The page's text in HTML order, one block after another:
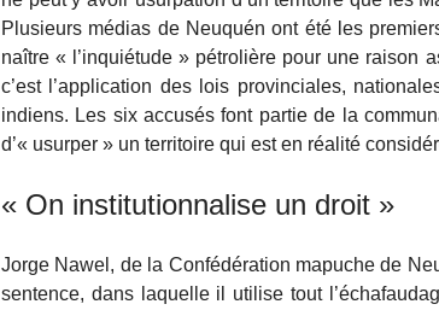
Plusieurs médias de Neuquén ont été les
naître « l’inquiétude » pétrolière pour une raison
c’est l’application des lois provinciales,
indiens. Les six accusés font partie de la
d’« usurper » un territoire qui est en réalité
« On institutionnalise un droit »
Jorge Nawel, de la Confédération mapuche de
sentence, dans laquelle il utilise tout